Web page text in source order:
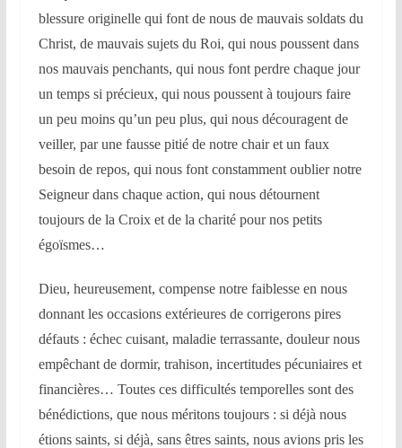
blessure originelle qui font de nous de mauvais soldats du
Christ, de mauvais sujets du Roi, qui nous poussent dans
nos mauvais penchants, qui nous font perdre chaque jour
un temps si précieux, qui nous poussent à toujours faire
un peu moins qu’un peu plus, qui nous découragent de
veiller, par une fausse pitié de notre chair et un faux
besoin de repos, qui nous font constamment oublier notre
Seigneur dans chaque action, qui nous détournent
toujours de la Croix et de la charité pour nos petits
égoïsmes…
Dieu, heureusement, compense notre faiblesse en nous
donnant les occasions extérieures de corrigerons pires
défauts : échec cuisant, maladie terrassante, douleur nous
empêchant de dormir, trahison, incertitudes pécuniaires et
financières… Toutes ces difficultés temporelles sont des
bénédictions, que nous méritons toujours : si déjà nous
étions saints, si déjà, sans êtres saints, nous avions pris les